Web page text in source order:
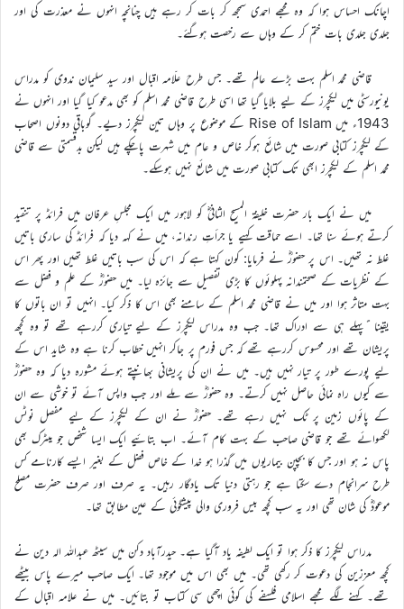
اچانک احساس ہوا کہ وہ مجھے احمدی سمجھ کر بات کر رہے ہیں چنانچہ انہوں نے معذرت کی اور
جلدی جلدی بات ختم کر کے وہاں سے رخصت ہوگئے۔
قاضی محمد اسلم بہت بڑے عالم تھے۔ جس طرح علّامہ اقبال اور سید سلیمان ندوی کو مدراس
یونیورسٹی میں لیکچرز کے لیے بلایا گیا تھا اسی طرح قاضی محمد اسلم کو بھی مدعو کیا گیا اور انہوں نے
1943ء میں Rise of Islam کے موضوع پر وہاں تین لیکچرز دیے۔ گوباقی دونوں اصحاب
کے لیکچرز کتابی صورت میں شائع ہوکر خاص و عام میں شہرت پاچکے ہیں لیکن بدقسمتی سے قاضی
محمد اسلم کے لیکچرز ابھی تک کتابی صورت میں شائع نہیں ہوسکے۔
میں نے ایک بار حضرت خلیفۃ المسیح الثانیؓ کو لاہور میں ایک مجلسِ عرفان میں فرائڈ پر تنقید
کرتے ہوئے سنا تھا۔ اسے حماقت کہیے یا جرأتِ رندانہ، میں نے کہہ دیا کہ فرائڈ کی ساری باتیں
غلط نہ تھیں۔ اس پر حضورؓ نے فرمایا: کون کہتا ہے کہ اس کی سب باتیں غلط تھیں اور پھر اس
کے نظریات کے صحتمندانہ پہلوئوں کا بڑی تفصیل سے جائزہ لیا۔ میں حضورؓ کے علم و فضل سے
بہت متاثر ہوا اور میں نے قاضی محمد اسلم کے سامنے بھی اس کا ذکر کیا۔ انہیں تو ان باتوں کا
یقینا ًپہلے ہی سے ادراک تھا۔ جب وہ مدراس لیکچرز کے لیے تیاری کررہے تھے تو وہ کچھ
پریشان تھے اور محسوس کررہے تھے کہ جس فورم پر جاکر انہیں خطاب کرنا ہے وہ شاید اس کے
لیے پورے طور پر تیار نہیں ہیں۔ میں نے ان کی پریشانی بھانپتے ہوئے مشورہ دیا کہ وہ حضورؓ
سے کیوں راہ نمائی حاصل نہیں کرتے۔ وہ حضورؓ سے ملے اور جب واپس آئے تو خوشی سے ان
کے پائوں زمین پر ٹک نہیں رہے تھے۔ حضورؓ نے ان کے لیکچرز کے لیے مفصل نوٹس
لکھوائے تھے جو قاضی صاحب کے بہت کام آئے۔ اب بتائیے ایک ایسا شخص جو میٹرک بھی
پاس نہ ہو اور جس کا بچپن بیماریوں میں گذرا ہو خدا کے خاص فضل کے بغیر ایسے کارنامے کس
طرح سرانجام دے سکتا ہے جو رہتی دنیا تک یادگار رہیں۔ یہ صرف اور صرف حضرت مصلح
موعودؓ کی شان تھی اور یہ سب کچھ بیس فروری والی پیشگوئی کے عین مطابق تھا۔
مدراس لیکچرز کا ذکر ہوا تو ایک لطیفہ یاد آگیا ہے۔ حیدرآباد دکن میں سیٹھ عبداللہ الہ دین نے
کچھ معززین کی دعوت کر رکھی تھی۔ میں بھی اس میں موجود تھا۔ ایک صاحب میرے پاس بیٹھے
تھے۔ کہنے لگے مجھے اسلامی فلسفے کی کوئی اچھی سی کتاب تو بتائیں۔ میں نے علامہ اقبال کے